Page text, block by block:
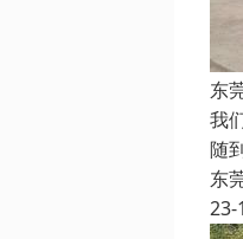
东
我
随
东
23-